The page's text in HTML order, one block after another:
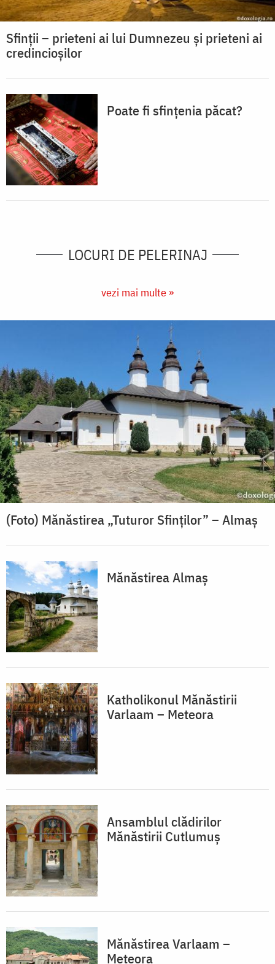
Sfinții – prieteni ai lui Dumnezeu și prieteni ai
credincioșilor
Poate fi sfințenia păcat?
LOCURI DE PELERINAJ
vezi mai multe »
(Foto) Mănăstirea „Tuturor Sfinților” – Almaș
Mănăstirea Almaș
Katholikonul Mănăstirii
Varlaam – Meteora
Ansamblul clădirilor
Mănăstirii Cutlumuș
Mănăstirea Varlaam –
Meteora